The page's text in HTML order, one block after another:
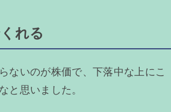
れる
ないのが株価で、下落中な上にこ
と思いました。